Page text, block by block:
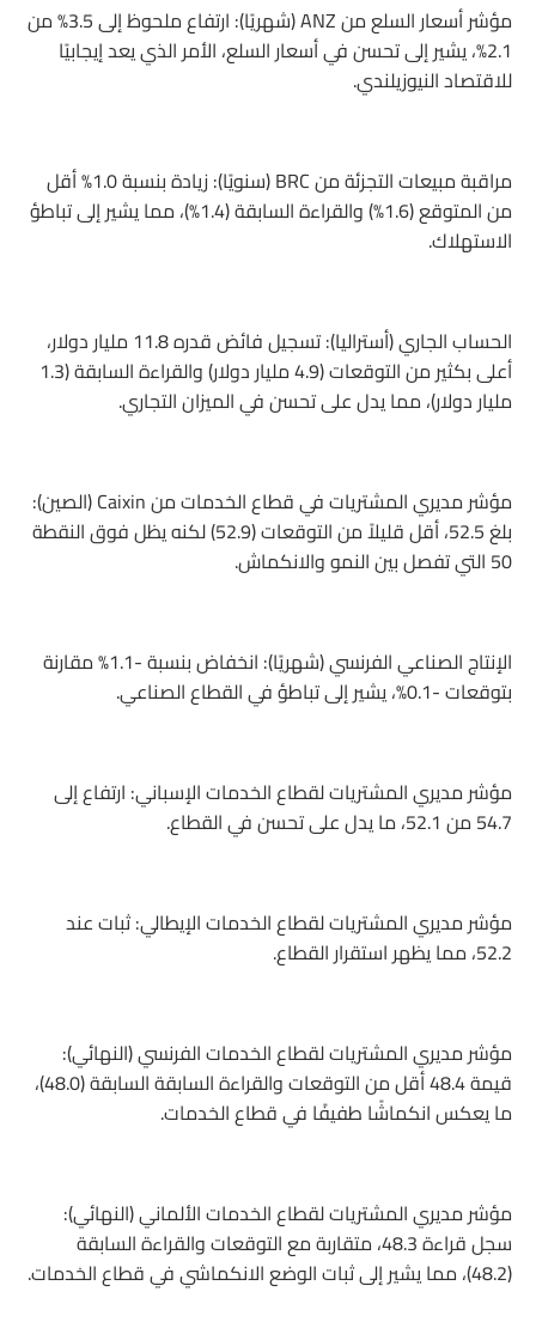
مؤشر أسعار السلع من ANZ (شهريًا): ارتفاع ملحوظ إلى 3.5% من
2.1%، يشير إلى تحسن في أسعار السلع، الأمر الذي يعد إيجابيًا
للاقتصاد النيوزيلندي.
مراقبة مبيعات التجزئة من BRC (سنويًا): زيادة بنسبة 1.0% أقل
من المتوقع (1.6%) والقراءة السابقة (1.4%)، مما يشير إلى تباطؤ
الاستهلاك.
الحساب الجاري (أستراليا): تسجيل فائض قدره 11.8 مليار دولار،
أعلى بكثير من التوقعات (4.9 مليار دولار) والقراءة السابقة (1.3
مليار دولار)، مما يدل على تحسن في الميزان التجاري.
مؤشر مديري المشتريات في قطاع الخدمات من Caixin (الصين):
بلغ 52.5، أقل قليلاً من التوقعات (52.9) لكنه يظل فوق النقطة
50 التي تفصل بين النمو والانكماش.
الإنتاج الصناعي الفرنسي (شهريًا): انخفاض بنسبة -1.1% مقارنة
بتوقعات -0.1%، يشير إلى تباطؤ في القطاع الصناعي.
مؤشر مديري المشتريات لقطاع الخدمات الإسباني: ارتفاع إلى
54.7 من 52.1، ما يدل على تحسن في القطاع.
مؤشر مديري المشتريات لقطاع الخدمات الإيطالي: ثبات عند
52.2، مما يظهر استقرار القطاع.
مؤشر مديري المشتريات لقطاع الخدمات الفرنسي (النهائي):
قيمة 48.4 أقل من التوقعات والقراءة السابقة السابقة (48.0)،
ما يعكس انكماشًا طفيفًا في قطاع الخدمات.
مؤشر مديري المشتريات لقطاع الخدمات الألماني (النهائي):
سجل قراءة 48.3، متقاربة مع التوقعات والقراءة السابقة
(48.2)، مما يشير إلى ثبات الوضع الانكماشي في قطاع الخدمات.